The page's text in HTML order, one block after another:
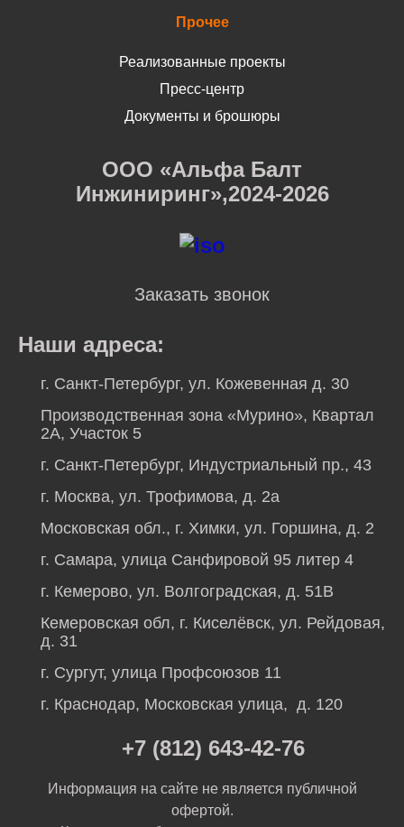
Прочее
Реализованные проекты
Пресс-центр
Документы и брошюры
ООО «Альфа Балт
Инжиниринг»,2024-2026
Заказать звонок
Наши адреса:
г. Санкт-Петербург, ул. Кожевенная д. 30
Производственная зона «Мурино», Квартал
2А, Участок 5
г. Санкт-Петербург, Индустриальный пр., 43
г. Москва, ул. Трофимова, д. 2а
Московская обл., г. Химки, ул. Горшина, д. 2
г. Самара, улица Санфировой 95 литер 4
г. Кемерово, ул. Волгоградская, д. 51В
Кемеровская обл, г. Киселёвск, ул. Рейдовая,
д. 31
г. Сургут, улица Профсоюзов 11
г. Краснодар, Московская улица, д. 120
+7 (812) 643-42-76
Информация на сайте не является публичной
офертой.